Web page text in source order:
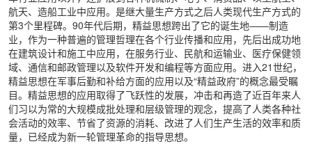
航天、造船工业中应用。是继大量生产方式之后人类现代生产方式的
第3个里程碑。90年代后期，精益思想跨出了它的诞生地——制造
业，作为一种普遍的管理哲理在各个行业传播和应用，先后出成功地
在建筑设计和施工中应用，在服务行业、民航和运输业、医疗保健领
域、通信和邮政管理以及软件开发和编程等方面应用。进入21世纪，
精益思想在军事后勤和补给方面的应用以及“精益政府”的概念最受瞩
目。精益思想的应用取得了飞跃性的发展，冲击和再造了近百年来人
们习以为常的大规模成批处理和层级管理的观念，提高了人类各种社
会活动的效率、节省了资源的消耗、改进了人们生产生活的效率和质
量，已经成为新一轮管理革命的指导思想。